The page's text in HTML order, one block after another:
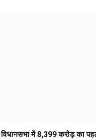
में 8,399 करोड़ का